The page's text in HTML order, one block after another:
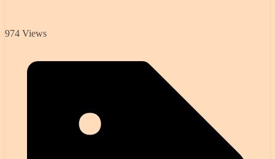
974 Views